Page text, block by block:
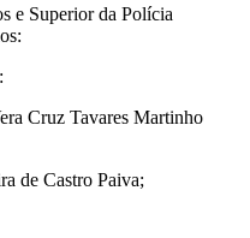
e Superior da Polícia
Cruz Tavares Martinho
de Castro Paiva;